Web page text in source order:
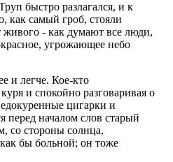
быстро разлагался, и к
как самый гроб, стояли
живого - как думают все люди,
угрожающее небо
и легче. Кое-кто
и спокойно разговаривая о
цигарки и
перед началом слов старый
со стороны солнца,
бы больной; он тоже